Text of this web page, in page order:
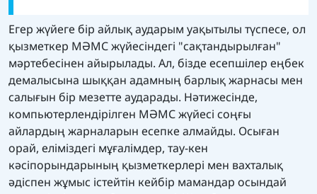
Егер жүйеге бір айлық аударым уақытылы түспесе, ол
қызметкер МӘМС жүйесіндегі "сақтандырылған"
мәртебесінен айырылады. Ал, бізде есепшілер еңбек
демалысына шыққан адамның барлық жарнасы мен
салығын бір мезетте аударады. Нәтижесінде,
компьютерлендірілген МӘМС жүйесі соңғы
айлардың жарналарын есепке алмайды. Осыған
орай, еліміздегі мұғалімдер, тау-кен
кәсіпорындарының қызметкерлері мен вахталық
әдіспен жұмыс істейтін кейбір мамандар осындай